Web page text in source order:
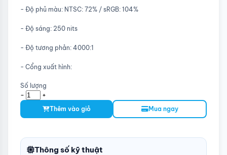
- Độ phủ màu: NTSC: 72% / sRGB: 104%
- Độ sáng: 250 nits
- Độ tương phản: 4000:1
- Cổng xuất hình:
Số lượng
- +
Thêm vào giỏ Mua ngay
Thông số kỹ thuật